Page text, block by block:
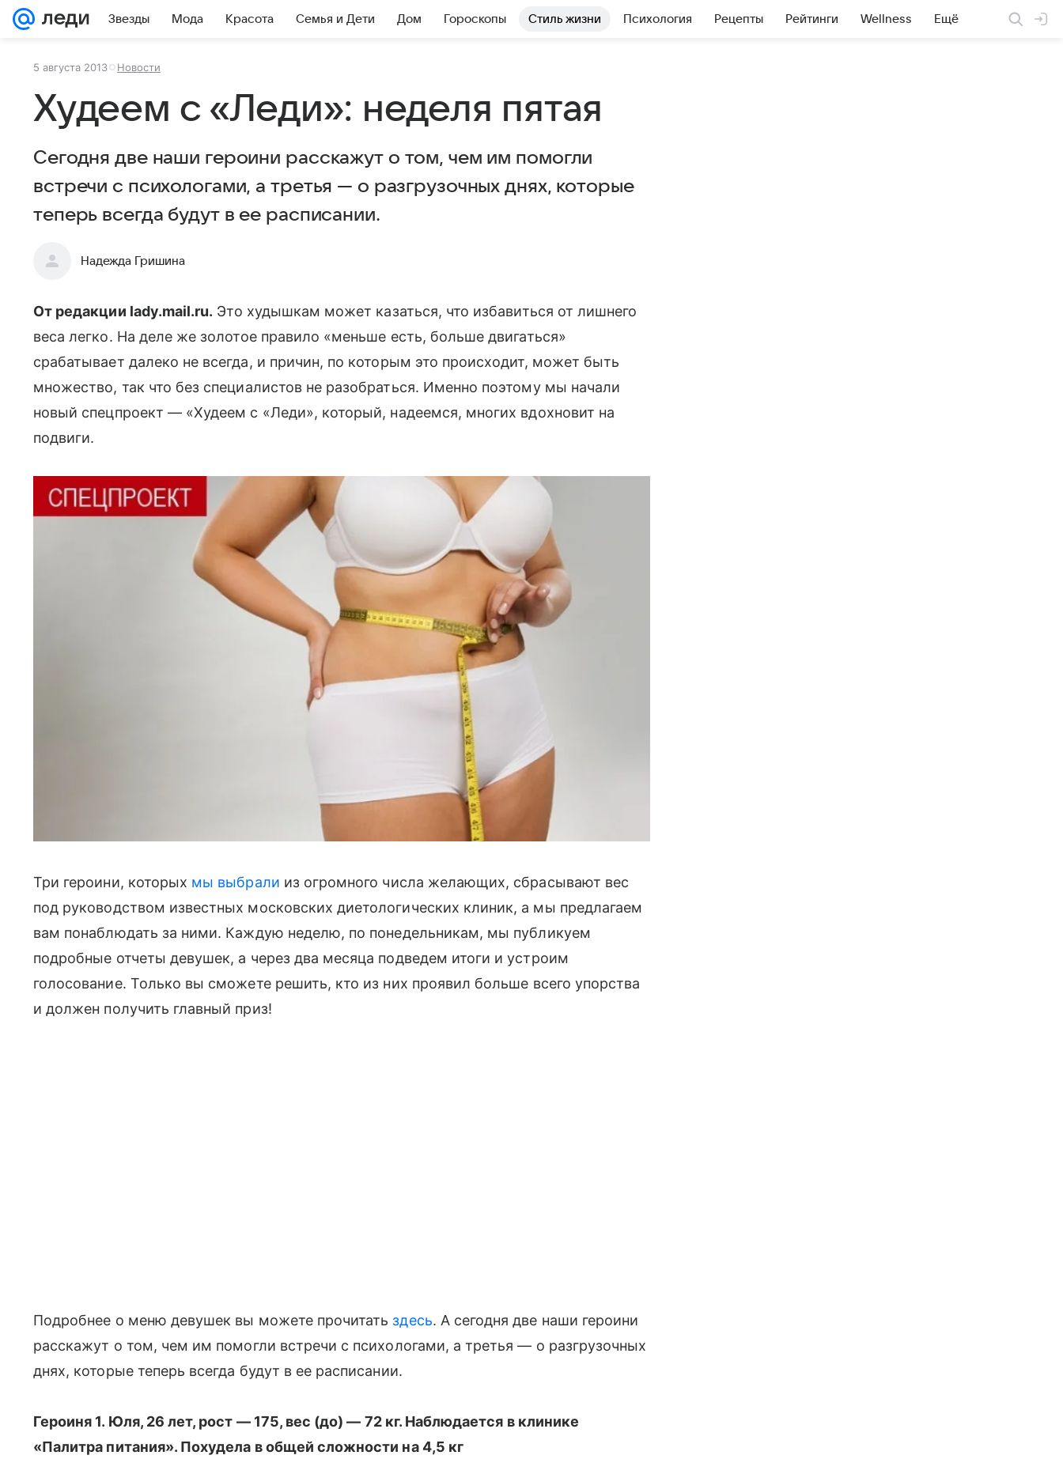
Звезды Мода Красота Семья и Дети Дом Гороскопы Стиль жизни Психология Рецепты Рейтинги Wellness Ещё
5 августа 2013 Новости
Худеем с «Леди»: неделя пятая
Cегодня две наши героини расскажут о том, чем им помогли
встречи с психологами, а третья — о разгрузочных днях, которые
теперь всегда будут в ее расписании.
Надежда Гришина
От редакции lady.mail.ru. Это худышкам может казаться, что избавиться от лишнего
веса легко. На деле же золотое правило «меньше есть, больше двигаться»
срабатывает далеко не всегда, и причин, по которым это происходит, может быть
множество, так что без специалистов не разобраться. Именно поэтому мы начали
новый спецпроект — «Худеем с «Леди», который, надеемся, многих вдохновит на
подвиги.
Три героини, которых мы выбрали из огромного числа желающих, сбрасывают вес
под руководством известных московских диетологических клиник, а мы предлагаем
вам понаблюдать за ними. Каждую неделю, по понедельникам, мы публикуем
подробные отчеты девушек, а через два месяца подведем итоги и устроим
голосование. Только вы сможете решить, кто из них проявил больше всего упорства
и должен получить главный приз!
Подробнее о меню девушек вы можете прочитать здесь. А сегодня две наши героини
расскажут о том, чем им помогли встречи с психологами, а третья — о разгрузочных
днях, которые теперь всегда будут в ее расписании.
Героиня 1. Юля, 26 лет, рост — 175, вес (до) — 72 кг. Наблюдается в клинике
«Палитра питания». Похудела в общей сложности на 4,5 кг